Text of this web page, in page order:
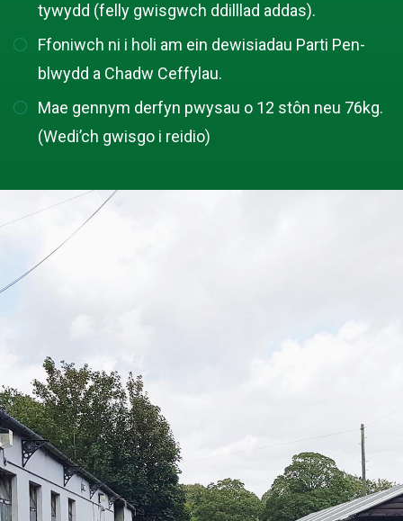
tywydd (felly gwisgwch ddilllad addas).
Ffoniwch ni i holi am ein dewisiadau Parti Pen-
blwydd a Chadw Ceffylau.
Mae gennym derfyn pwysau o 12 stôn neu 76kg.
(Wedi’ch gwisgo i reidio)